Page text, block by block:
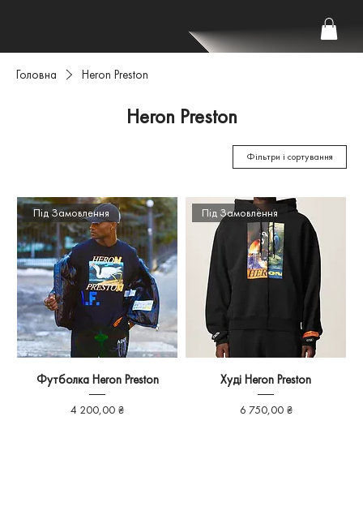
Головна Heron Preston
Heron Preston
Фільтри і сортування
Під Замовлення
Футболка Heron Preston
Ціна
4 200,00 ₴
Під Замовлення
Худі Heron Preston
Ціна
6 750,00 ₴